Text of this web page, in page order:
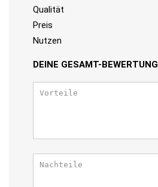
Qualität
Preis
Nutzen
DEINE GESAMT-BEWERTUNG